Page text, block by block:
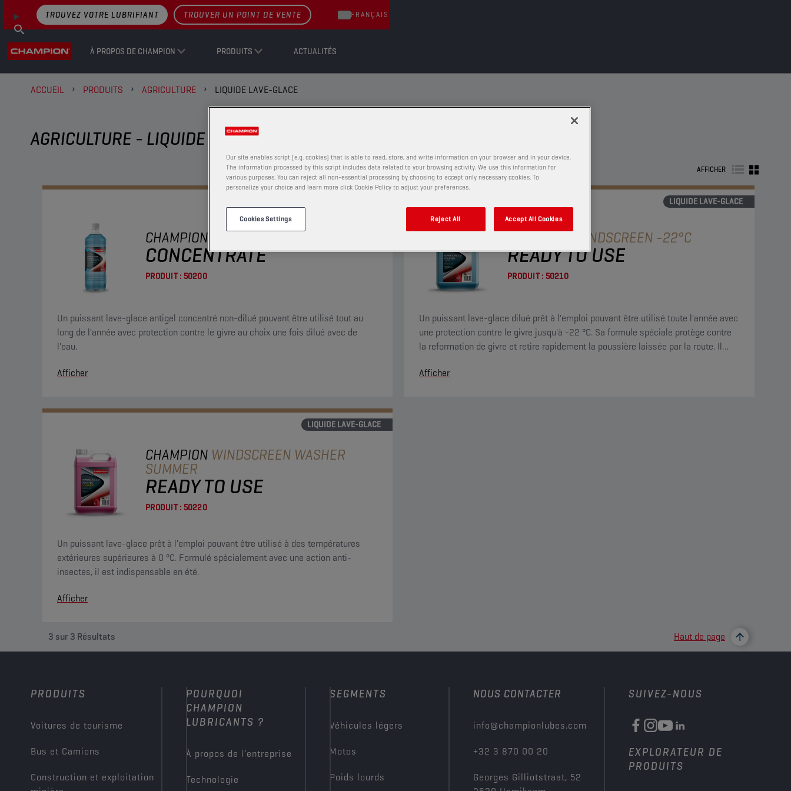
À PROPOS DE CHAMPION PRODUITS ACTUALITÉS
TROUVEZ VOTRE LUBRIFIANT TROUVER UN POINT DE VENTE FRANÇAIS
ACCUEIL PRODUITS AGRICULTURE LIQUIDE LAVE-GLACE
AGRICULTURE - LIQUIDE LAVE-GLACE
AFFICHER
CHAMPION WINDSCREEN
CONCENTRATE
PRODUIT : 50200
Un puissant lave-glace antigel concentré non-dilué pouvant être utilisé tout au
long de l'année avec protection contre le givre au choix une fois dilué avec de
l'eau.
Afficher
LIQUIDE LAVE-GLACE
CHAMPION WINDSCREEN -22°C
READY TO USE
PRODUIT : 50210
Un puissant lave-glace dilué prêt à l'emploi pouvant être utilisé toute l'année avec
une protection contre le givre jusqu'à -22 °C. Sa formule spéciale protège contre
la reformation de givre et retire rapidement la poussière laissée par la route. Il
d'agrumes.
Afficher
LIQUIDE LAVE-GLACE
CHAMPION WINDSCREEN WASHER
SUMMER
READY TO USE
PRODUIT : 50220
Un puissant lave-glace prêt à l'emploi pouvant être utilisé à des températures
extérieures supérieures à 0 °C. Formulé spécialement avec une action anti-
insectes, il est indispensable en été.
Afficher
3 sur3 Résultats Haut de page
PRODUITS
Voitures de tourisme
Bus et Camions
Construction et exploitation
POURQUOI
CHAMPION
LUBRICANTS ?
À propos de l’entreprise
Technologie
SEGMENTS
Véhicules légers
Motos
Poids lourds
NOUS CONTACTER
info@championlubes.com
+32 3 870 00 20
Georges Gilliotstraat, 52
SUIVEZ-NOUS
EXPLORATEUR DE
PRODUITS
Our site enables script (e.g. cookies) that is able to read, store, and write information on your browser and in your device.
The information processed by this script includes data related to your browsing activity. We use this information for
various purposes. You can reject all non-essential processing by choosing to accept only necessary cookies. To
personalize your choice and learn more click Cookie Policy to adjust your preferences.
Cookies Settings Reject All Accept All Cookies